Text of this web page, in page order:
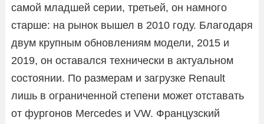
самой младшей серии, третьей, он намного
старше: на рынок вышел в 2010 году. Благодаря
двум крупным обновлениям модели, 2015 и
2019, он оставался технически в актуальном
состоянии. По размерам и загрузке Renault
лишь в ограниченной степени может отставать
от фургонов Mercedes и VW. Французский